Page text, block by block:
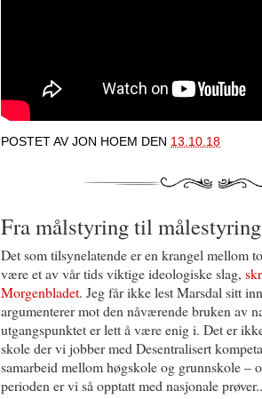
POSTET AV JON HOEM DEN 13.10.18
Fra målstyring til målestyring
Det som tilsynelatende er en krangel mellom
være et av vår tids viktige ideologiske slag,
Morgenbladet. Jeg får ikke lest Marsdal sitt
argumenterer mot den nåværende bruken av
utgangspunktet er lett å være enig i. Det er
skole der vi jobber med Desentralisert
samarbeid mellom høgskole og grunnskole –
perioden er vi så opptatt med nasjonale